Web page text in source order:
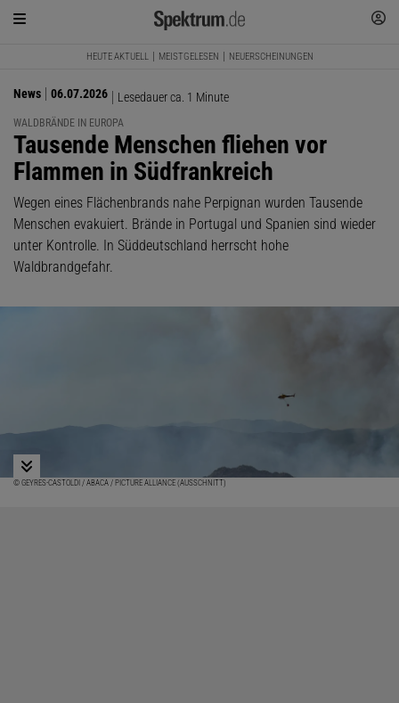
HEUTE AKTUELL MEISTGELESEN NEUERSCHEINUNGEN
News 06.07.2026 Lesedauer ca. 1 Minute
WALDBRÄNDE IN EUROPA
:
Tausende Menschen fliehen vor
Flammen in Südfrankreich
Wegen eines Flächenbrands nahe Perpignan wurden Tausende
Menschen evakuiert. Brände in Portugal und Spanien sind wieder
unter Kontrolle. In Süddeutschland herrscht hohe
Waldbrandgefahr.
© GEYRES-CASTOLDI / ABACA / PICTURE ALLIANCE (AUSSCHNITT)